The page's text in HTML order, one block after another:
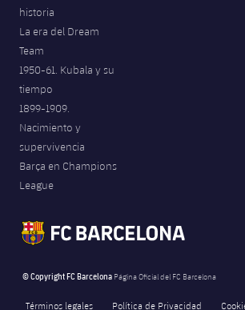
historia
La era del Dream
Team
1950-61. Kubala y su
tiempo
1899-1909.
Nacimiento y
supervivencia
Barça en Champions
League
© Copyright FC Barcelona Página Oficial del FC Barcelona
Términos legales Política de Privacidad